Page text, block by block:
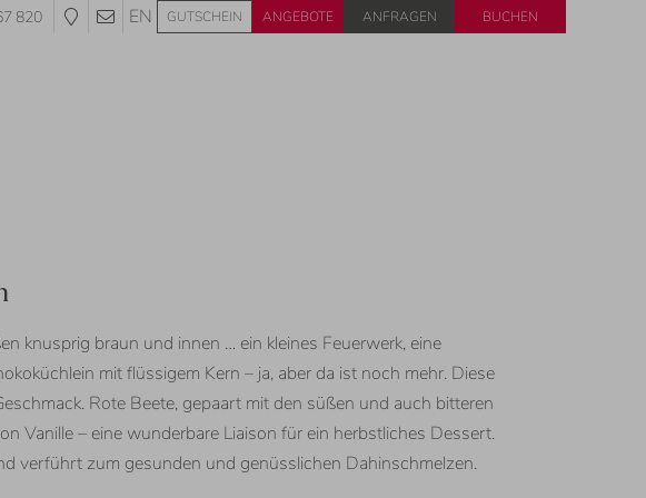
GUTSCHEIN ANGEBOTE Buchen
Anfragen
820 EN
knusprig braun und innen … ein kleines Feuerwerk, eine
mit flüssigem Kern – ja, aber da ist noch mehr. Diese
Rote Beete, gepaart mit den süßen und auch bitteren
Vanille – eine wunderbare Liaison für ein herbstliches Dessert.
verführt zum gesunden und genüsslichen Dahinschmelzen.